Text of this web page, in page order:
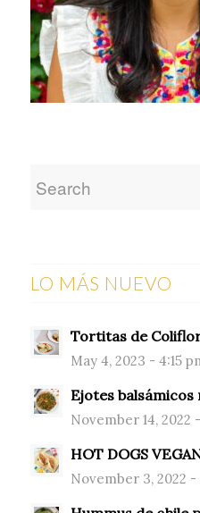
LO MÁS NUEVO
Tortitas de
May 4, 2023 - 4:15
Ejotes
November 14, 2022
HOT DOGS
November 3, 2022 -